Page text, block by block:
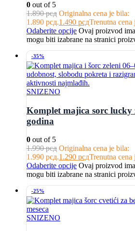
0 out of 5
1.890рсд Originalna cena je bila:
1.890 рсд.1.490 рсдTrenutna cena
Odaberite opcije Ovaj proizvod
mogu biti izabrane na stranici
-35%
SNIZENO
Komplet majica sorc lucky
godina
0 out of 5
1.990рсд Originalna cena je bila:
1.990 рсд.1.290 рсдTrenutna cena
Odaberite opcije Ovaj proizvod
mogu biti izabrane na stranici
-25%
SNIZENO